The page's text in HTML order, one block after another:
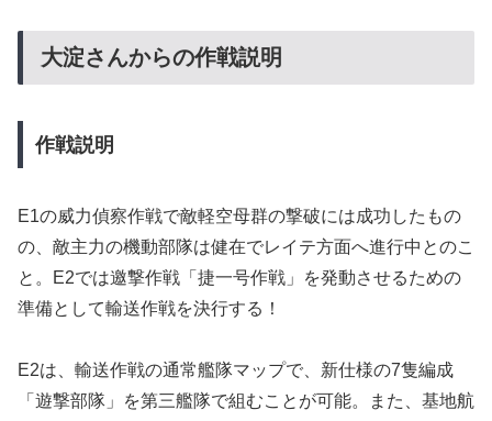
大淀さんからの作戦説明
作戦説明
E1の威力偵察作戦で敵軽空母群の撃破には成功したもの
の、敵主力の機動部隊は健在でレイテ方面へ進行中とのこ
と。E2では邀撃作戦「捷一号作戦」を発動させるための
準備として輸送作戦を決行する！
E2は、輸送作戦の通常艦隊マップで、新仕様の7隻編成
「遊撃部隊」を第三艦隊で組むことが可能。また、基地航